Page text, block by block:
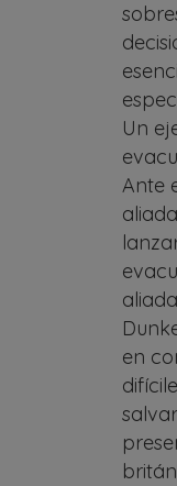
Un
Ante
en